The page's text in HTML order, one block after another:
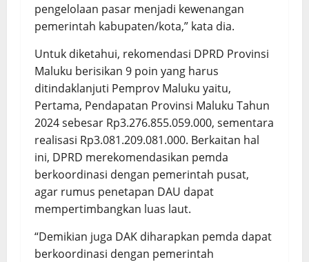
pengelolaan pasar menjadi kewenangan
pemerintah kabupaten/kota,” kata dia.
Untuk diketahui, rekomendasi DPRD Provinsi
Maluku berisikan 9 poin yang harus
ditindaklanjuti Pemprov Maluku yaitu,
Pertama, Pendapatan Provinsi Maluku Tahun
2024 sebesar Rp3.276.855.059.000, sementara
realisasi Rp3.081.209.081.000. Berkaitan hal
ini, DPRD merekomendasikan pemda
berkoordinasi dengan pemerintah pusat,
agar rumus penetapan DAU dapat
mempertimbangkan luas laut.
“Demikian juga DAK diharapkan pemda dapat
berkoordinasi dengan pemerintah